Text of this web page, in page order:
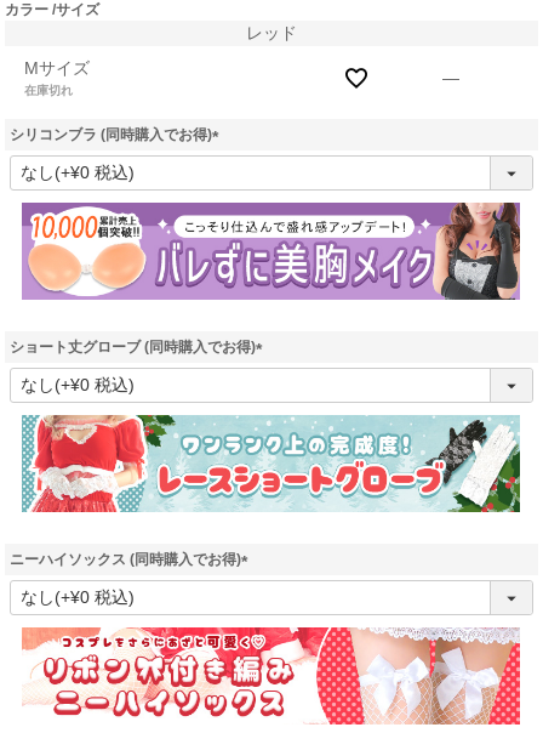
カラー サイズ
レッド
Mサイズ
在庫切れ
—
シリコンブラ (同時購入でお得)
(
須
)
ショート丈グローブ (同時購入でお得)
(
須
)
ニーハイソックス (同時購入でお得)
(
須
)